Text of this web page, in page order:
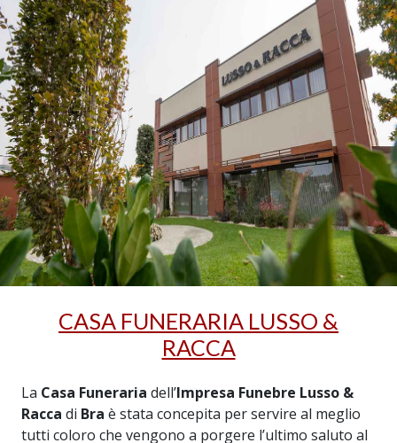
CASA FUNERARIA LUSSO &
RACCA
La Casa Funeraria dell’Impresa Funebre Lusso &
Racca di Bra è stata concepita per servire al meglio
tutti coloro che vengono a porgere l’ultimo saluto al